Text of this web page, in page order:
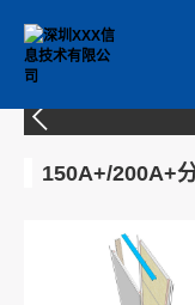
01
安旷板板材系统
150A+/200A+